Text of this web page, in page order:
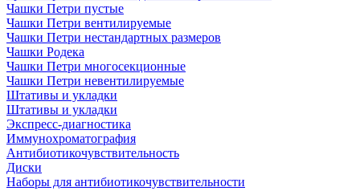
Чашки Петри пустые
Чашки Петри вентилируемые
Чашки Петри нестандартных размеров
Чашки Родека
Чашки Петри многосекционные
Чашки Петри невентилируемые
Штативы и укладки
Штативы и укладки
Экспресс-диагностика
Иммунохроматография
Антибиотикочувствительность
Диски
Наборы для антибиотикочувствительности